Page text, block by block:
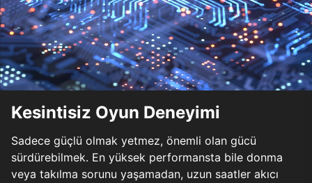
Kesintisiz Oyun Deneyimi
Sadece güçlü olmak yetmez, önemli olan gücü
sürdürebilmek. En yüksek performansta bile donma
veya takılma sorunu yaşamadan, uzun saatler akıcı